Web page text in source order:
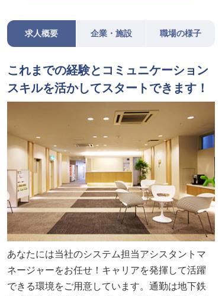
求人概要 企業・施設 職場の様子
これまでの経験とコミュニケーション
スキルを活かしてスタートできます！
あなたには当社のシステム担当アシスタントマ
ネージャーをお任せ！キャリアを発揮して活躍
できる環境をご用意しています。通勤は地下鉄